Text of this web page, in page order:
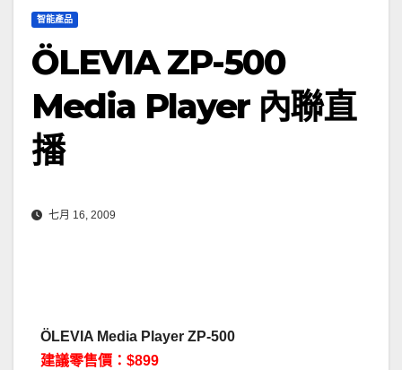
智能產品
ÖLEVIA ZP-500
Media Player 內聯直
播
七月 16, 2009
ÖLEVIA Media Player ZP-500
建議零售價：$899